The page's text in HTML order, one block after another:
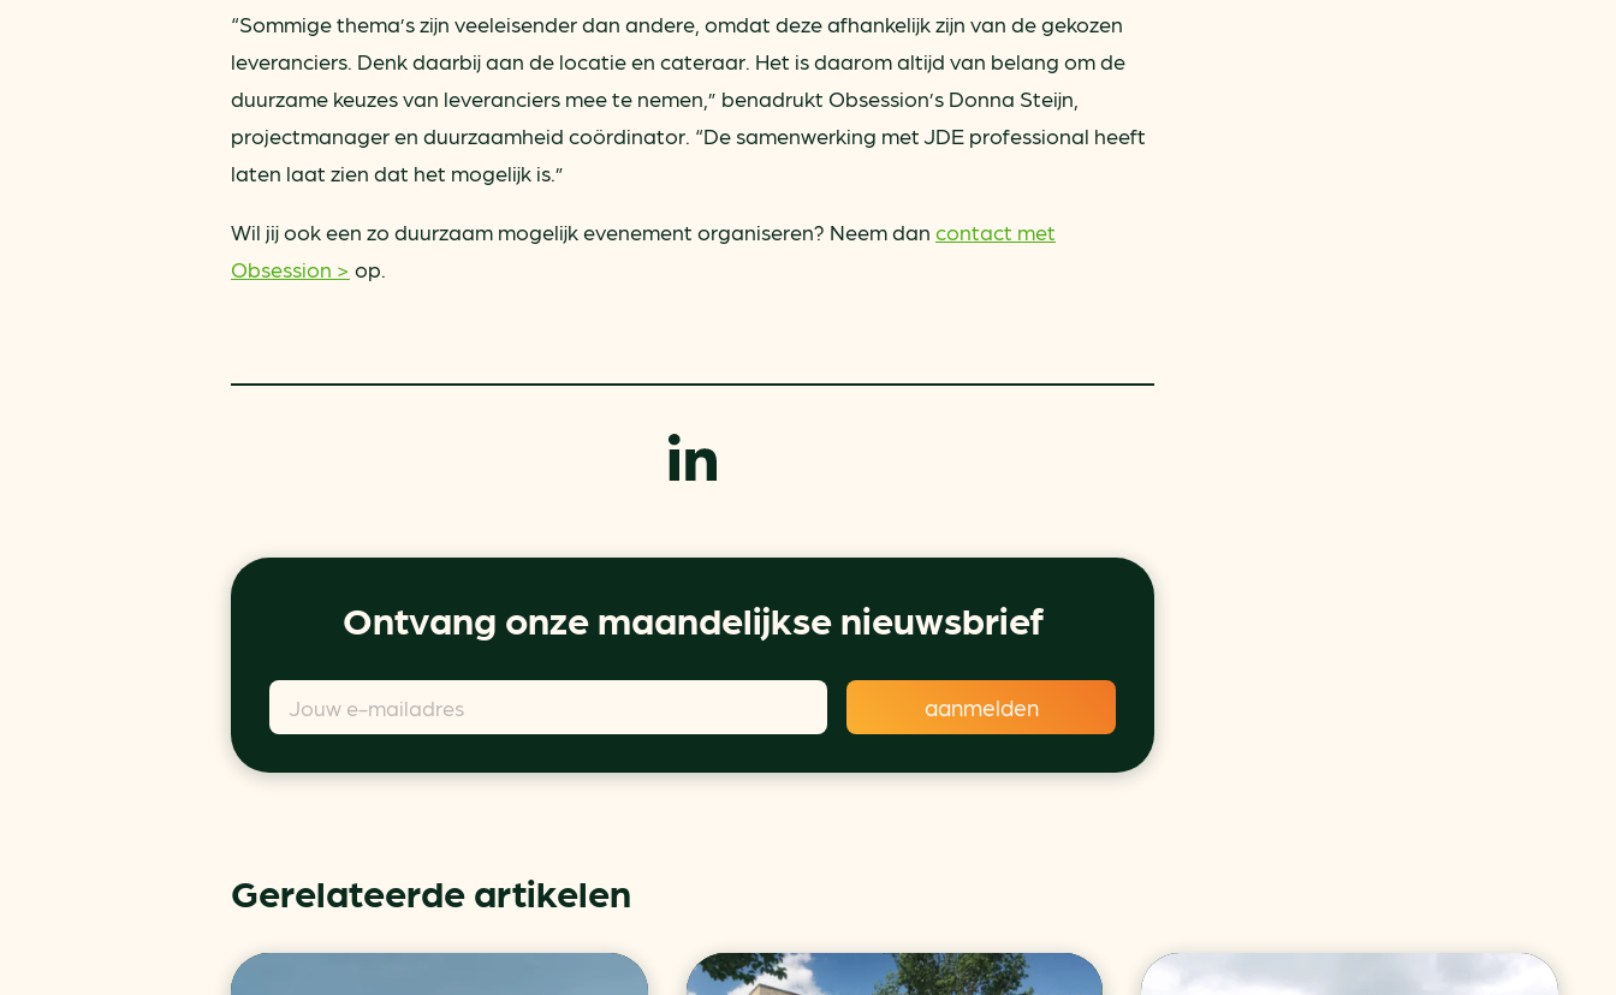
“Sommige thema’s zijn veeleisender dan andere, omdat deze afhankelijk zijn van de gekozen
leveranciers. Denk daarbij aan de locatie en cateraar. Het is daarom altijd van belang om de
duurzame keuzes van leveranciers mee te nemen,” benadrukt Obsession’s Donna Steijn,
projectmanager en duurzaamheid coördinator. “De samenwerking met JDE professional heeft
laten laat zien dat het mogelijk is.”
Wil jij ook een zo duurzaam mogelijk evenement organiseren? Neem dan contact met
Obsession > op.
Ontvang onze maandelijkse nieuwsbrief
Gerelateerde artikelen